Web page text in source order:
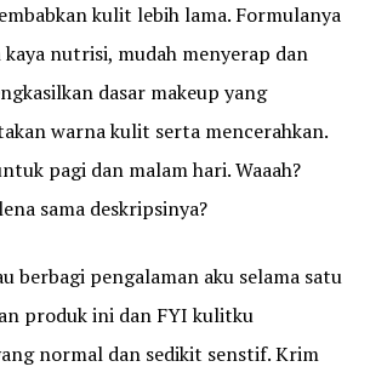
kulit lebih lama. Formulanya
nutrisi, mudah menyerap dan
dasar makeup yang
warna kulit serta mencerahkan.
pagi dan malam hari. Waaah?
sama deskripsinya?
berbagi pengalaman aku selama satu
produk ini dan FYI kulitku
normal dan sedikit senstif. Krim